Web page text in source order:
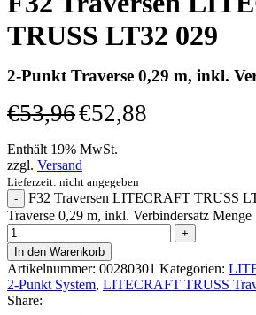
TRUSS LT32 029
2-Punkt Traverse 0,29 m, inkl.
€53,96€52,88
Enthält 19% MwSt.
zzgl. Versand
Lieferzeit: nicht angegeben
F32 Traversen LITECRAFT TRUSS
Traverse 0,29 m, inkl. Verbindersatz Menge
In den Warenkorb
Artikelnummer: 00280301 Kategorien:
2-Punkt System, LITECRAFT TRUSS
Share: